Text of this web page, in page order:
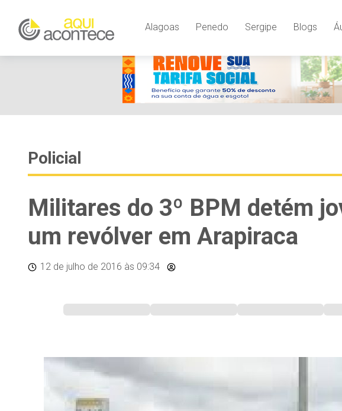
Alagoas Penedo Sergipe Blogs
Policial
Militares do 3º BPM detém
um revólver em Arapiraca
12 de julho de 2016 às 09:34